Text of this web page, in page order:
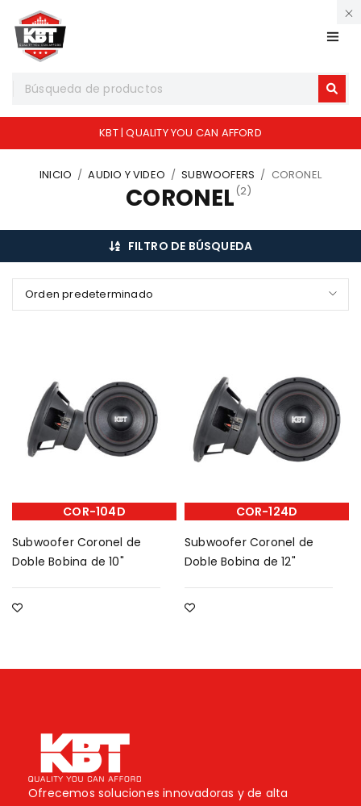
KBT | QUALITY YOU CAN AFFORD
INICIO / AUDIO Y VIDEO / SUBWOOFERS / CORONEL
CORONEL (2)
FILTRO DE BÚSQUEDA
Orden predeterminado
COR-104D
Subwoofer Coronel de
Doble Bobina de 10"
COR-124D
Subwoofer Coronel de
Doble Bobina de 12"
Ofrecemos soluciones innovadoras y de alta